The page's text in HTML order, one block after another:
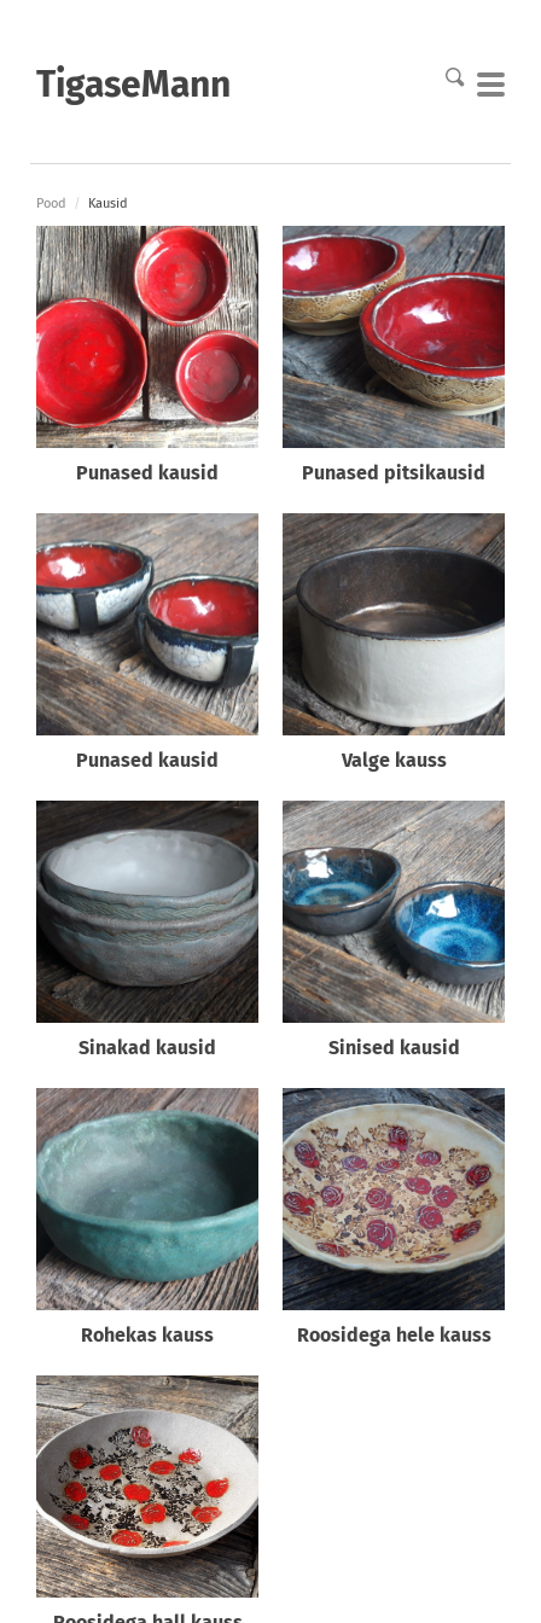
TigaseMann
Pood / Kausid
Punased kausid Punased pitsikausid
Punased kausid Valge kauss
Sinakad kausid Sinised kausid
Rohekas kauss Roosidega hele kauss